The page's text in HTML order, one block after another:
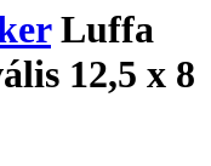
Luffa
12,5 x 8